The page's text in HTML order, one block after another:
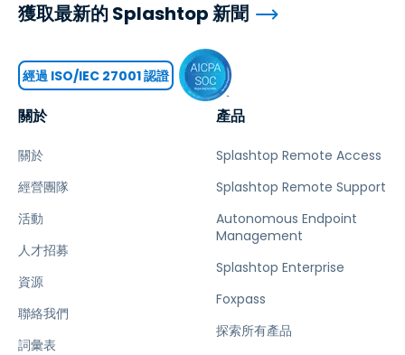
關於
關於
經營團隊
活動
人才招募
資源
聯絡我們
詞彙表
產品
Splashtop Remote Access
Splashtop Remote Support
Autonomous Endpoint
Management
Splashtop Enterprise
Foxpass
探索所有產品
獲取最新的 Splashtop 新聞
經過 ISO/IEC 27001 認證